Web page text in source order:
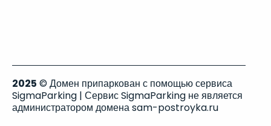
2025 © Домен припаркован с помощью сервиса
SigmaParking | Сервис SigmaParking не является
администратором домена sam-postroyka.ru